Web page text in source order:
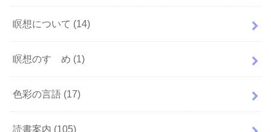
瞑想について (14)
瞑想のすゝめ (1)
色彩の言語 (17)
読書案内 (105)